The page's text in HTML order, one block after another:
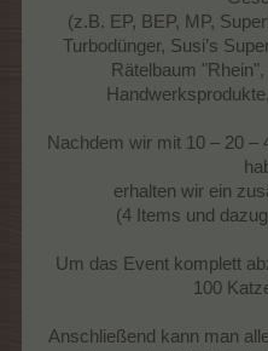
(z.B. EP, BEP, MP,
Turbodünger, Susi’s
Rätelbaum
Nachdem wir mit 10 – 20 –
erhalten wir ein
(4 Items und
Um das Event komplett
100
Anschließend kann man